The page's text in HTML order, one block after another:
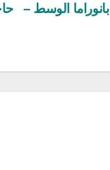
بانوراما الوسط –